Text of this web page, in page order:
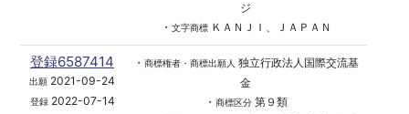
ジ
・ 文字商標ＫＡＮＪＩ、ＪＡＰＡＮ
登録6587414
出願 2021-09-24
登録2022-07-14
・ 商標権者・商標出願人 独立行政法人国際交流基
金
・ 商標区分第９類